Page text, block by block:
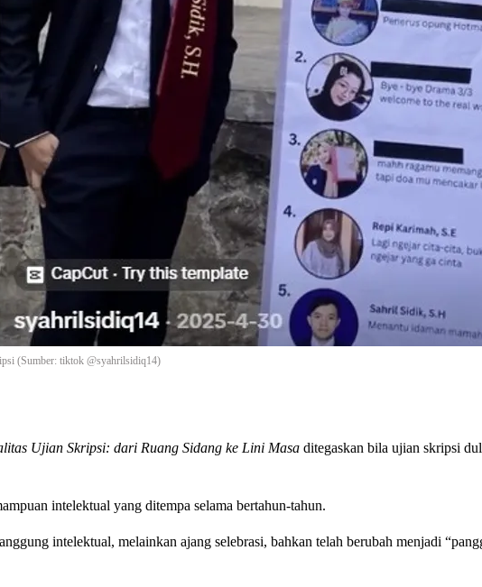
(Sumber: tiktok @syahrilsidiq14)
Ujian Skripsi: dari Ruang Sidang ke Lini Masaditegaskan bila ujian skripsi
intelektual yang ditempa selama bertahun-tahun.
intelektual, melainkan ajang selebrasi, bahkan telah berubah menjadi